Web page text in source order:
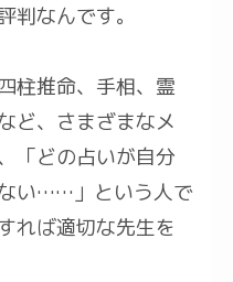
判なんです。
柱推命、手相、霊
ど、さまざまなメ
「どの占いが自分
い……」という人で
れば適切な先生を